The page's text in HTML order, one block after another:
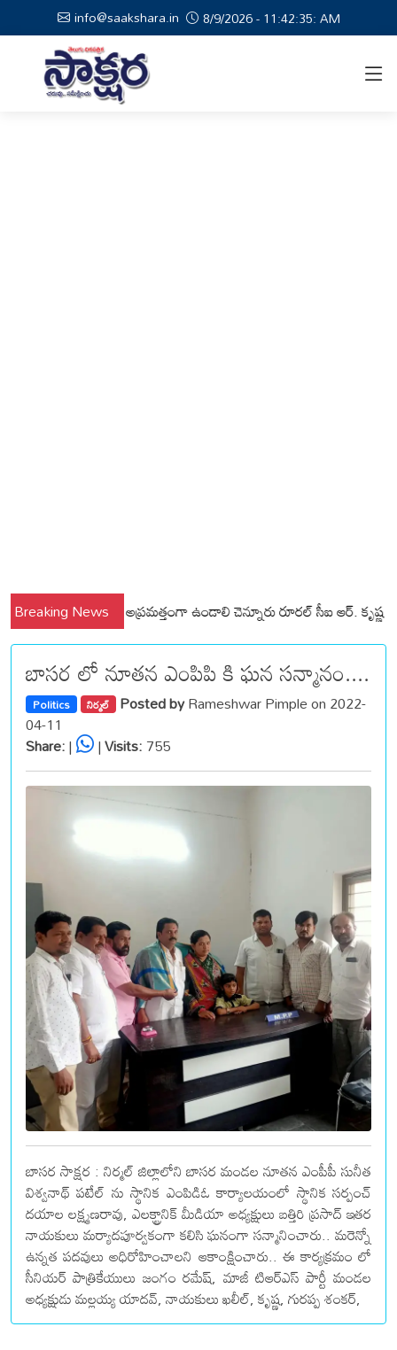
info@saakshara.in 8/9/2026 - 11:42:36: AM
Breaking News
ప్రజలు అప్రమత్తంగా ఉండాలి చెన్నూరు రూరల్ సీఐ ఆర్. కృష్ణ
బాసర లో నూతన ఎంపిపి కి ఘన సన్మానం....
Politics నిర్మల్ Posted byRameshwar Pimple on 2022-
04-11
Share:| |Visits:755
బాసర సాక్షర : నిర్మల్ జిల్లాలోని బాసర మండల నూతన ఎంపీపీ సునీత
విశ్వనాథ్ పటేల్ ను స్థానిక ఎంపిడిఓ కార్యాలయంలో స్థానిక సర్పంచ్
దయాల లక్ష్మణరావు, ఎలక్ట్రానిక్ మీడియా అధ్యక్షులు బత్తిరి ప్రసాద్ ఇతర
నాయకులు మర్యాదపూర్వకంగా కలిసి ఘనంగా సన్మానించారు.. మరెన్నో
ఉన్నత పదవులు అధిరోహించాలని ఆకాంక్షించారు.. ఈ కార్యక్రమం లో
సీనియర్ పాత్రికేయులు జంగం రమేష్, మాజీ టిఆర్ఎస్ పార్టీ మండల
అధ్యక్షుడు మల్లయ్య యాదవ్, నాయకులు ఖలీల్, కృష్ణ, గురప్ప శంకర్,